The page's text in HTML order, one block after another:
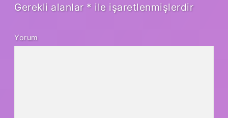
Gerekli alanlar * ile işaretlenmişlerdir
Yorum